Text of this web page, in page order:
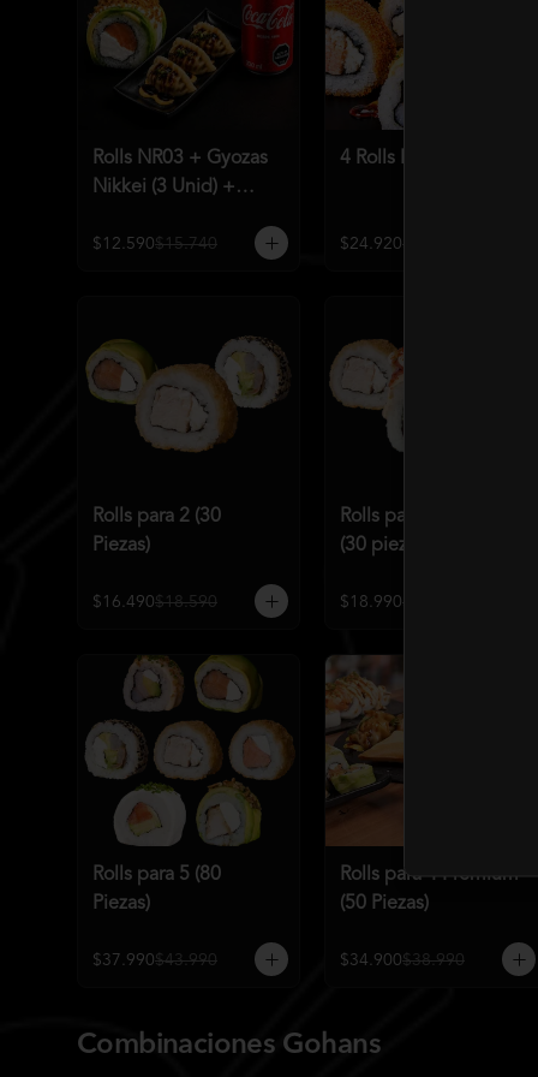
Rolls NR03 + Gyozas
Nikkei (3 Unid) +
$12.590$15.740
4 Rolls Mundialeros
$24.920$31.190
Rolls para 2 (30
Piezas)
$16.490$18.590
Rolls para 2 Premium
(30 piezas)
$18.990$21.586
Rolls para 5 (80
Piezas)
$37.990$43.990
Rolls para 4 Premium
(50 Piezas)
$34.900$38.990
Combinaciones Gohans